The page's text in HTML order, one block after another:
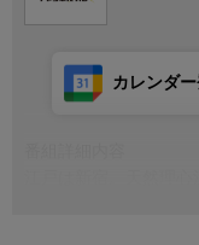
カレンダ
江戸は新宿。天然理